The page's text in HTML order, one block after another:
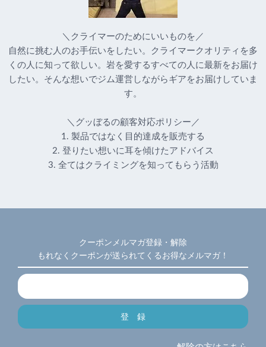
＼クライマーのためにいいものを／
自然に挑む人のお手伝いをしたい。クライマークオリティを多
くの人に知って欲しい。岩を愛するすべての人に最新をお届け
したい。そんな想いでジム運営しながらギアをお届けしていま
す。
＼グッぼるの顧客対応ポリシー／
1. 製品ではなく目的達成を販売する
2. 登りたい想いに耳を傾けたアドバイス
3. 全てはクライミングを知ってもらう活動
クーポンメルマガ登録・解除
もれなくクーポンが送られてくるお得なメルマガ！